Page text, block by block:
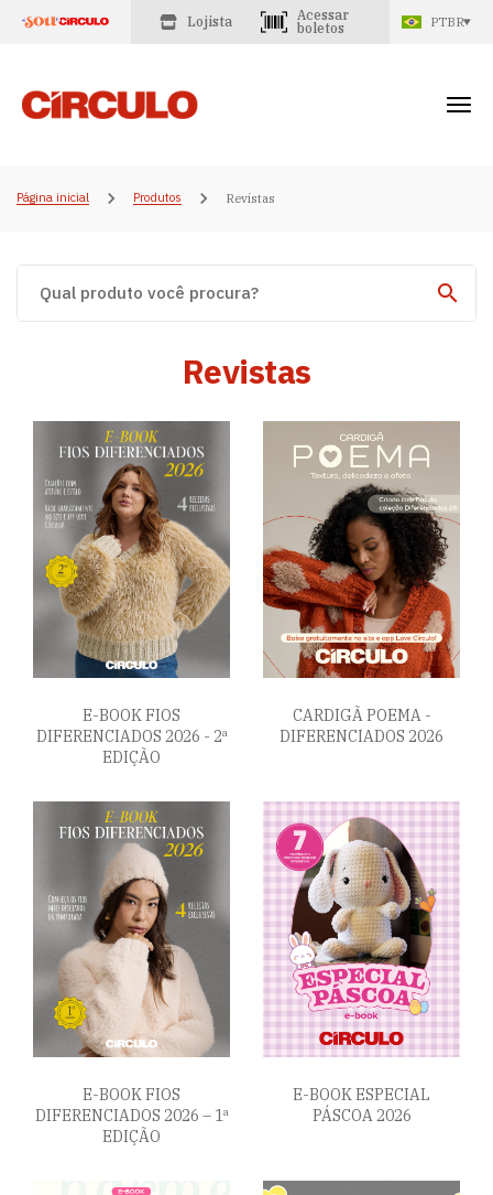
Lojista
Acessar
boletos
PTBR
Página inicial Produtos Revistas
Revistas
E-BOOK FIOS
DIFERENCIADOS 2026 - 2ª
EDIÇÃO
CARDIGÃ POEMA -
DIFERENCIADOS 2026
E-BOOK FIOS
DIFERENCIADOS 2026 – 1ª
EDIÇÃO
E-BOOK ESPECIAL
PÁSCOA 2026